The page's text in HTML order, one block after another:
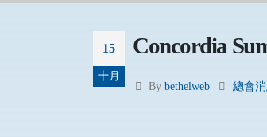
15
十月
Concordia
Bybethelweb 總會